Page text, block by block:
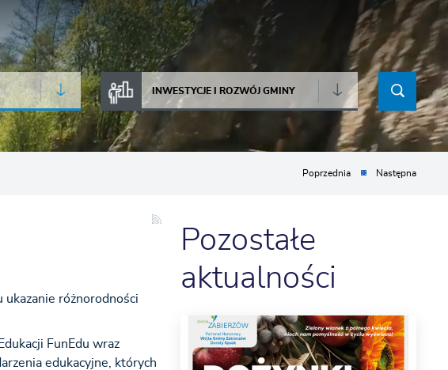
INWESTYCJE I ROZWÓJ GMINY
Poprzednia Następna
ukazanie różnorodności
FunEdu wraz
edukacyjne, których
Pozostałe
aktualności